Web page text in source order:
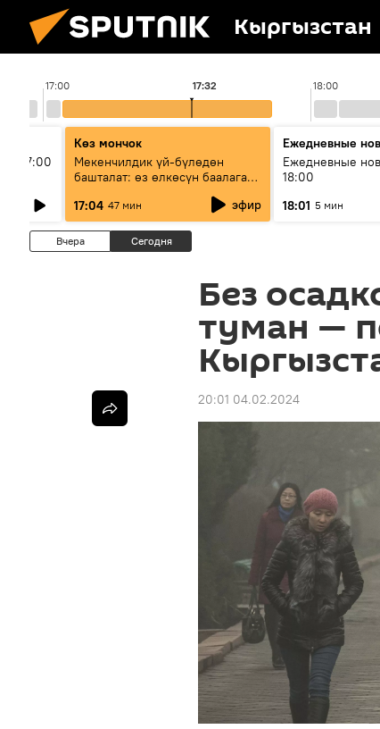
Кыргызстан
17:00 18:00
17:32
17:00
Көз мончок
Мекенчилдик үй-бүлөдөн
башталат: өз өлкөсүн баалаган
муунду кантип тарбиялоо
керек?
17:04 47 мин эфир
Ежедневные
Ежедневные
18:00
18:01 5 мин
Вчера Сегодня
Без
туман —
20:01 04.02.2024